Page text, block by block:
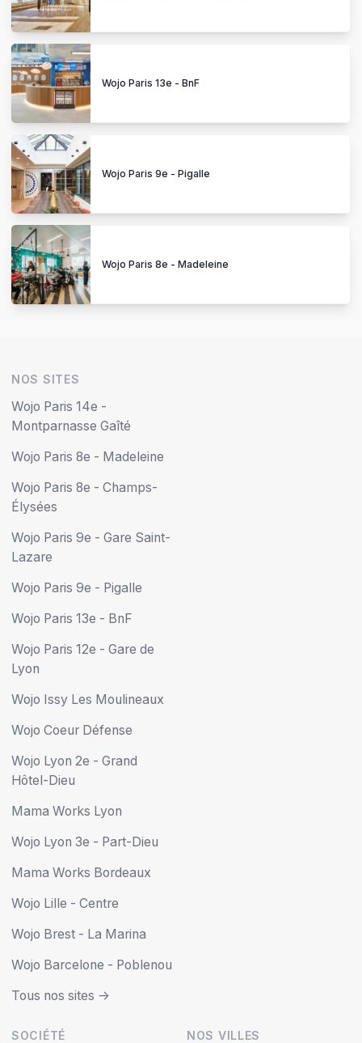
Wojo Paris 13e - BnF
Wojo Paris 9e - Pigalle
Wojo Paris 8e - Madeleine
NOS SITES
Wojo Paris 14e -
Montparnasse Gaîté
Wojo Paris 8e - Madeleine
Wojo Paris 8e - Champs-
Élysées
Wojo Paris 9e - Gare Saint-
Lazare
Wojo Paris 9e - Pigalle
Wojo Paris 13e - BnF
Wojo Paris 12e - Gare de
Lyon
Wojo Issy Les Moulineaux
Wojo Coeur Défense
Wojo Lyon 2e - Grand
Hôtel-Dieu
Mama Works Lyon
Wojo Lyon 3e - Part-Dieu
Mama Works Bordeaux
Wojo Lille - Centre
Wojo Brest - La Marina
Wojo Barcelone - Poblenou
Tous nos sites ->
SOCIÉTÉ NOS VILLES